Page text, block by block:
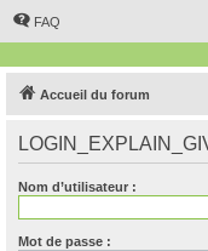
FAQ
Accueil du forum
Nom d’utilisateur :
Mot de passe :